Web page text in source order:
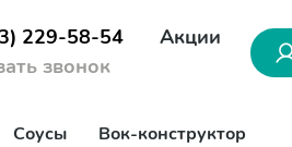
229-58-54
звонок
Акции
Соусы Вок-конструктор